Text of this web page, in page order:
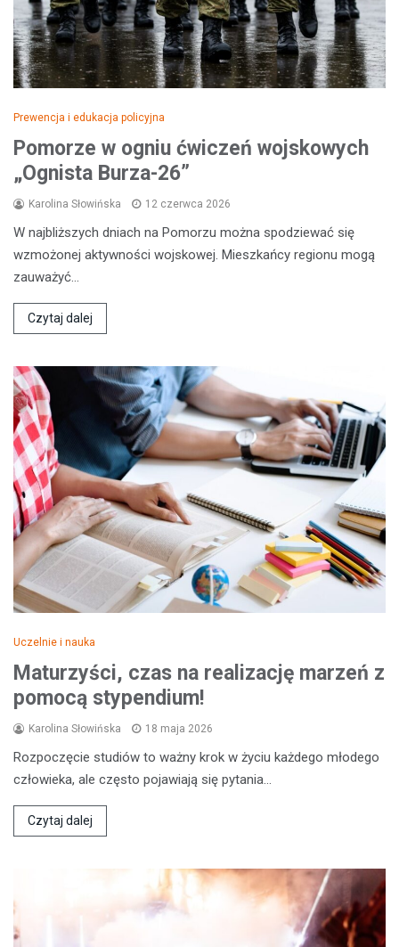
Prewencja i edukacja policyjna
Pomorze w ogniu ćwiczeń wojskowych
„Ognista Burza-26”
Karolina Słowińska 12 czerwca 2026
W najbliższych dniach na Pomorzu można spodziewać się
wzmożonej aktywności wojskowej. Mieszkańcy regionu mogą
zauważyć…
Czytaj dalej
Uczelnie i nauka
Maturzyści, czas na realizację marzeń z
pomocą stypendium!
Karolina Słowińska 18 maja 2026
Rozpoczęcie studiów to ważny krok w życiu każdego młodego
człowieka, ale często pojawiają się pytania…
Czytaj dalej